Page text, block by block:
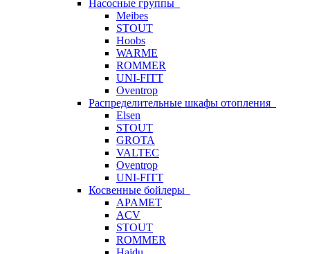
Насосные группы
Meibes
STOUT
Hoobs
WARME
ROMMER
UNI-FITT
Oventrop
Распределительные шкафы отопления
Elsen
STOUT
GROTA
VALTEC
Oventrop
UNI-FITT
Косвенные бойлеры
APAMET
ACV
STOUT
ROMMER